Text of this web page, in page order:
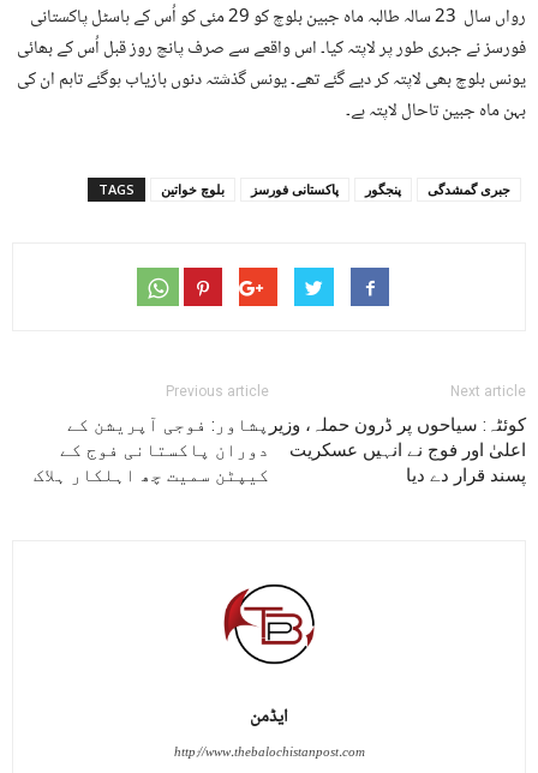
رواں سال 23 سالہ طالبہ ماہ جبین بلوچ کو 29 مئی کو اُس کے ہاسٹل پاکستانی
فورسز نے جبری طور پر لاپتہ کیا۔ اس واقعے سے صرف پانچ روز قبل اُس کے بھائی
یونس بلوچ بھی لاپتہ کر دیے گئے تھے۔ یونس گذشتہ دنوں بازیاب ہوگئے تاہم ان کی
بہن ماہ جبین تاحال لاپتہ ہے۔
TAGS بلوچ خواتین پاکستانی فورسز پنجگور جبری گمشدگی
Previous article
پشاور: فوجی آپریشن کے
دوران پاکستانی فوج کے
کیپٹن سمیت چھ اہلکار ہلاک
Next article
کوئٹہ: سیاحوں پر ڈرون حملہ، وزیر
اعلیٰ اور فوج نے انہیں عسکریت
پسند قرار دے دیا
ایڈمن
http://www.thebalochistanpost.com